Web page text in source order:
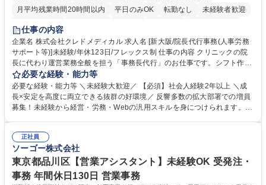
月平均残業時間20時間以内
平日のみOK 転勤なし
未経験者歓迎
住宅手当あり
交通費支給
駅近5分以内 土日祝休み 昼食補助あり
仕事の内容
企業名 株式会社クレドメディカル 求人名 [新大阪/院長代行事務(人事労務
サポート等)]未経験/年休123日/フレックス制 仕事の内容 クリニックの院
長に代わり運営業務全般を担う「事務長代行」のお仕事です。シフト作成
や経費処理、採用・HP管理などバックオフィス全般を企画サポート。丁
寧な実務対応で現場を支え、専門スキルを構築できます。 当社の開業医支
援のコンサルタントと連携し、開業後クリニックのバックオフィス全般を
担当します。 ＼具体的には／ ■スタッフのシフト作成、日々の経費処理 ■
です。基本は社内勤務でクリニック訪問はほとんどありません。 募集職種
[新大阪/院長代行事務(人事労務サポート等)]未経験/年休123日/フレックス
制
必要な経験・能力等
必要な経験・能力等 ＼未経験大歓迎／ 【必須】社会人経験2年以上 ＼成
長×安定を高度に両立できる抜群の好環境／ 反響多数の拡大部署での増員
募集！未経験から経営・労務・Webの汎用スキルを身につけられます。初
すさも抜群。転勤なしの新大阪本社勤務で、安定した事業基盤のもと腰を
据えて長期的キャリアを構築できます。 学歴・資格 学歴：大学院 大学 語
学力： 資格：
正社員
ソーゴー株式会社
東京都品川区【営業アシスタント】未経験OK 受発注・
事務 年間休日130日 営業事務